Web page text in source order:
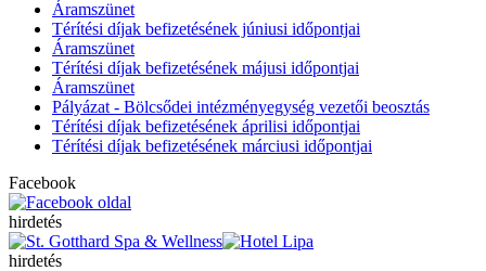
Áramszünet
Térítési díjak befizetésének júniusi időpontjai
Áramszünet
Térítési díjak befizetésének májusi időpontjai
Áramszünet
Pályázat - Bölcsődei intézményegység vezetői beosztás
Térítési díjak befizetésének áprilisi időpontjai
Térítési díjak befizetésének márciusi időpontjai
Facebook
hirdetés
hirdetés